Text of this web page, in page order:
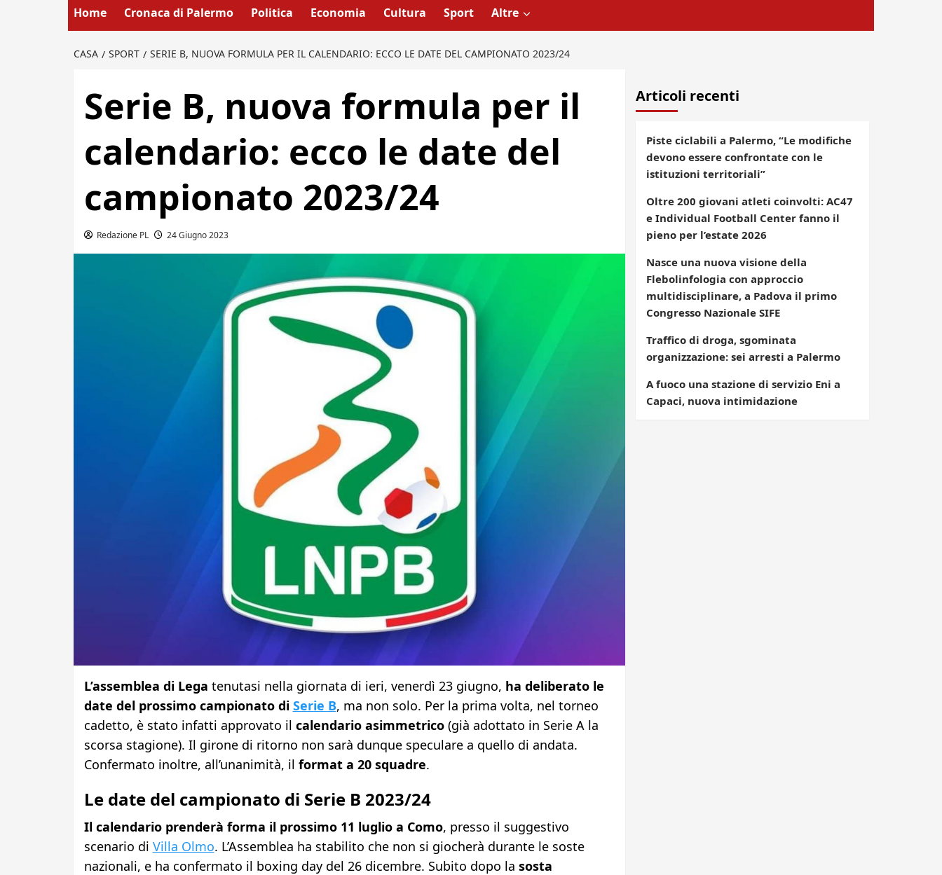
Home Cronaca di Palermo Politica Economia Cultura Sport Altre
CASA SPORT SERIE B, NUOVA FORMULA PER IL CALENDARIO: ECCO LE DATE DEL CAMPIONATO 2023/24
Serie B, nuova formula per il
calendario: ecco le date del
campionato 2023/24
Redazione PL 24 Giugno 2023
L’assemblea di Lega tenutasi nella giornata di ieri, venerdì 23 giugno, ha deliberato le
date del prossimo campionato di Serie B, ma non solo. Per la prima volta, nel torneo
cadetto, è stato infatti approvato il calendario asimmetrico(già adottato in Serie A la
scorsa stagione). Il girone di ritorno non sarà dunque speculare a quello di andata.
Confermato inoltre, all’unanimità, il format a 20 squadre.
Le date del campionato di Serie B 2023/24
Il calendario prenderà forma il prossimo 11 luglio a Como, presso il suggestivo
scenario di Villa Olmo. L’Assemblea ha stabilito che non si giocherà durante le soste
nazionali, e ha confermato il boxing day del 26 dicembre. Subito dopo la sosta
Articoli recenti
Piste ciclabili a Palermo, “Le modifiche
devono essere confrontate con le
istituzioni territoriali”
Oltre 200 giovani atleti coinvolti: AC47
e Individual Football Center fanno il
pieno per l’estate 2026
Nasce una nuova visione della
Flebolinfologia con approccio
multidisciplinare, a Padova il primo
Congresso Nazionale SIFE
Traffico di droga, sgominata
organizzazione: sei arresti a Palermo
A fuoco una stazione di servizio Eni a
Capaci, nuova intimidazione